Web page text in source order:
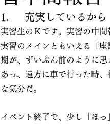
1.     充実しているから
実習生のＫです。実習の中
実習のメインともいえる「
期が、ずいぶん前のように思
あっ、遠方に車で行った時
な気分だ。
イベント終了で、少し「ほ